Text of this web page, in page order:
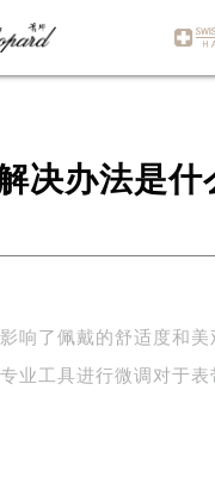
决办法是什
响了佩戴的舒适度和美
业工具进行微调对于表